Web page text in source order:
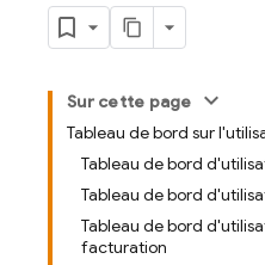
Sur cette page
Tableau de bord sur
Tableau de bord
Tableau de bord
Tableau de bord
facturation